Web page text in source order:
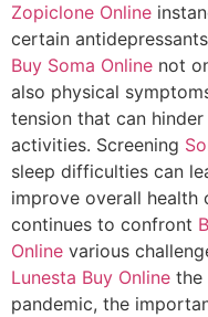
Zopiclone Online
certain
Buy Soma Online not
also physical
tension that can
activities. Screening
sleep difficulties can
improve overall health
continues to confront
Online various
Lunesta Buy Online the
pandemic, the